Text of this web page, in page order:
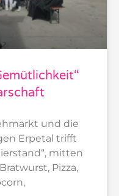
und die
Erpetal trifft
mitten
Pizza,